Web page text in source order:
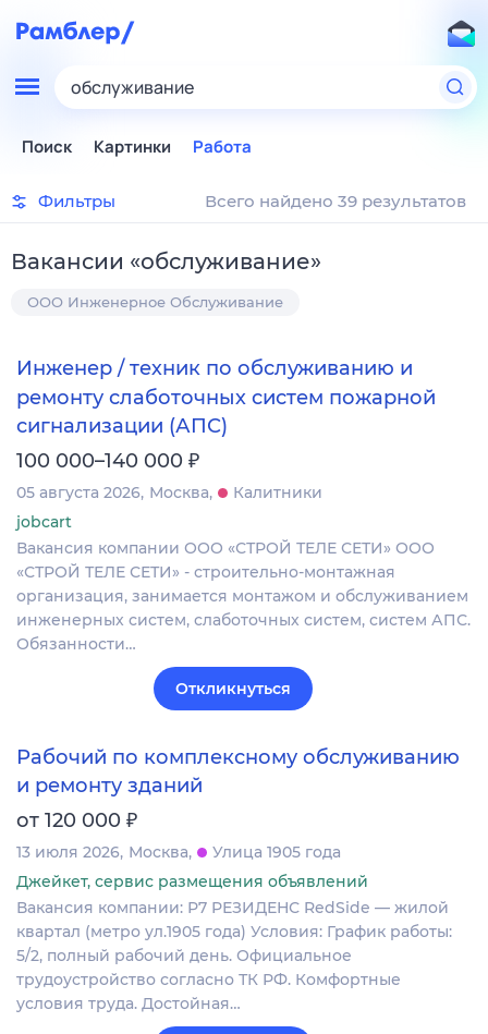
обслуживание
Поиск Картинки Работа
Фильтры Всего найдено 39 результатов
Вакансии «обслуживание»
ООО Инженерное Обслуживание
Инженер / техник по обслуживанию и
ремонту слаботочных систем пожарной
сигнализации (АПС)
100 000–140 000 ₽
05 августа 2026 Москва
Калитники
jobcart
Вакансия компании ООО «СТРОЙ ТЕЛЕ СЕТИ» ООО
«СТРОЙ ТЕЛЕ СЕТИ» - строительно-монтажная
организация, занимается монтажом и обслуживанием
инженерных систем, слаботочных систем, систем АПС.
Обязанности…
Откликнуться
Рабочий по комплексному обслуживанию
и ремонту зданий
от 120 000 ₽
13 июля 2026 Москва
Улица 1905 года
Джейкет, сервис размещения объявлений
Вакансия компании: Р7 РЕЗИДЕНС RedSide — жилой
квартал (метро ул.1905 года) Условия: График работы:
5/2, полный рабочий день. Официальное
трудоустройство согласно ТК РФ. Комфортные
условия труда. Достойная…